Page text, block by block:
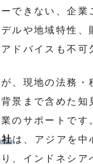
できない、企業
ルや地域特性、
ドバイスも不可
、現地の法務・
景まで含めた知
のサポートです
は、アジアを中
、インドネシア